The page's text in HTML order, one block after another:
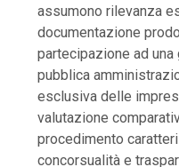
assumono rilevanza
documentazione
partecipazione ad
pubblica
esclusiva delle
valutazione
procedimento
concorsualità e